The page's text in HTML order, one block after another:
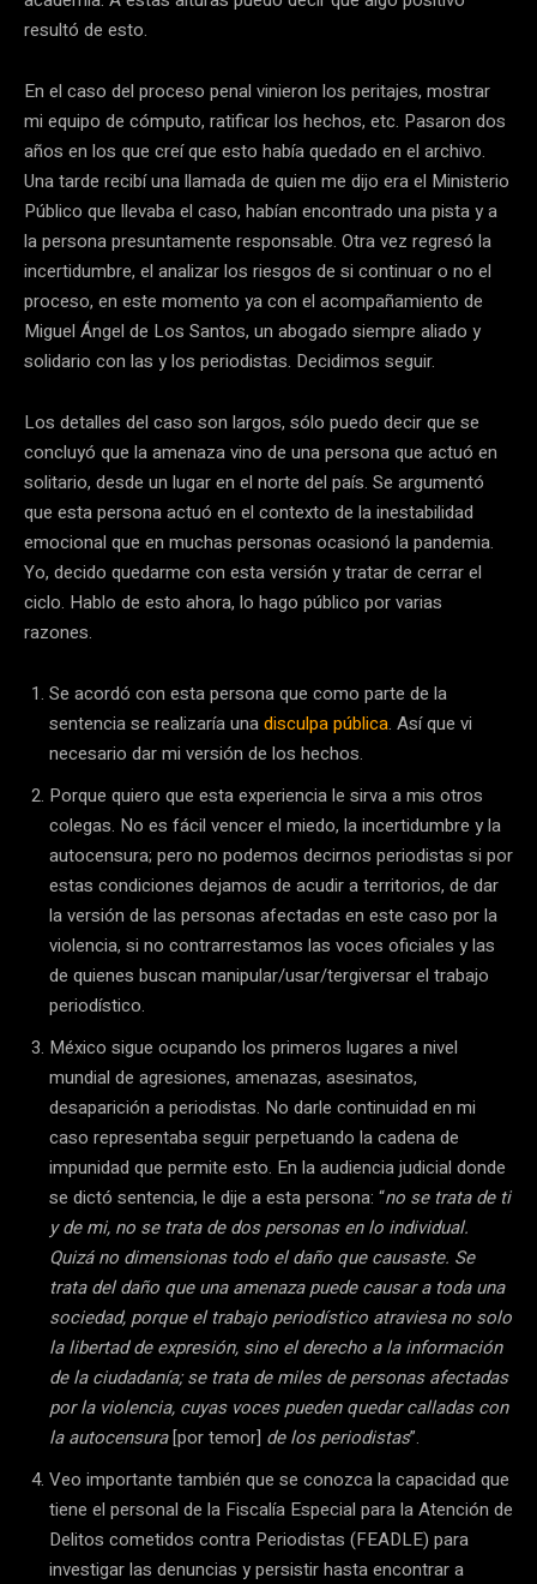
resultó de esto.
En el caso del proceso penal vinieron los peritajes, mostrar
mi equipo de cómputo, ratificar los hechos, etc. Pasaron dos
años en los que creí que esto había quedado en el archivo.
Una tarde recibí una llamada de quien me dijo era el Ministerio
Público que llevaba el caso, habían encontrado una pista y a
la persona presuntamente responsable. Otra vez regresó la
incertidumbre, el analizar los riesgos de si continuar o no el
proceso, en este momento ya con el acompañamiento de
Miguel Ángel de Los Santos, un abogado siempre aliado y
solidario con las y los periodistas. Decidimos seguir.
Los detalles del caso son largos, sólo puedo decir que se
concluyó que la amenaza vino de una persona que actuó en
solitario, desde un lugar en el norte del país. Se argumentó
que esta persona actuó en el contexto de la inestabilidad
emocional que en muchas personas ocasionó la pandemia.
Yo, decido quedarme con esta versión y tratar de cerrar el
ciclo. Hablo de esto ahora, lo hago público por varias
razones.
Se acordó con esta persona que como parte de la
sentencia se realizaría unadisculpa pública. Así que vi
necesario dar mi versión de los hechos.
Porque quiero que esta experiencia le sirva a mis otros
colegas. No es fácil vencer el miedo, la incertidumbre y la
autocensura; pero no podemos decirnos periodistas si por
estas condiciones dejamos de acudir a territorios, de dar
la versión de las personas afectadas en este caso por la
violencia, si no contrarrestamos las voces oficiales y las
de quienes buscan manipular/usar/tergiversar el trabajo
periodístico.
México sigue ocupando los primeros lugares a nivel
mundial de agresiones, amenazas, asesinatos,
desaparición a periodistas. No darle continuidad en mi
caso representaba seguir perpetuando la cadena de
impunidad que permite esto. En la audiencia judicial donde
se dictó sentencia, le dije a esta persona: “no se trata de ti
y de mi, no se trata de dos personas en lo individual.
Quizá no dimensionas todo el daño que causaste. Se
trata del daño que una amenaza puede causar a toda una
sociedad, porque el trabajo periodístico atraviesa no solo
la libertad de expresión, sino el derecho a la información
de la ciudadanía; se trata de miles de personas afectadas
por la violencia, cuyas voces pueden quedar calladas con
la autocensura[por temor] de los periodistas”.
Veo importante también que se conozca la capacidad que
tiene el personal de la Fiscalía Especial para la Atención de
Delitos cometidos contra Periodistas (FEADLE) para
investigar las denuncias y persistir hasta encontrar a